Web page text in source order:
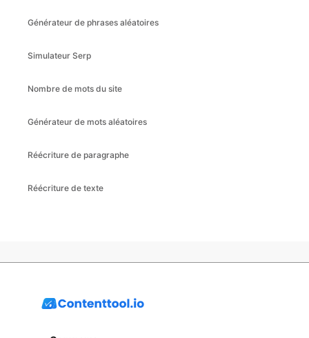
Générateur de phrases aléatoires
Simulateur Serp
Nombre de mots du site
Générateur de mots aléatoires
Réécriture de paragraphe
Réécriture de texte